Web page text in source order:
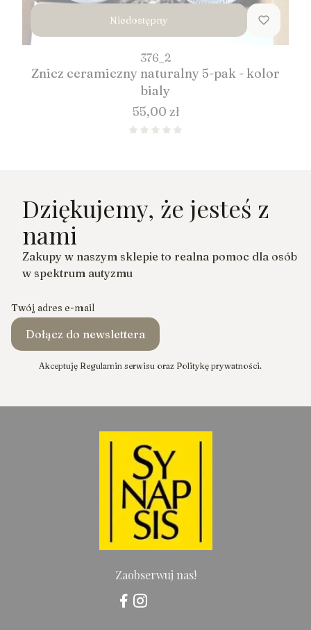
Niedostępny
376_2
Znicz ceramiczny naturalny 5-pak - kolor
bialy
Cena
55,00 zł
Dziękujemy, że jesteś z
nami
Zakupy w naszym sklepie to realna pomoc dla osób
w spektrum autyzmu
Twój adres e-mail
Dołącz do newslettera
Akceptuję Regulamin serwisu oraz Politykę prywatności.
Zaobserwuj nas!